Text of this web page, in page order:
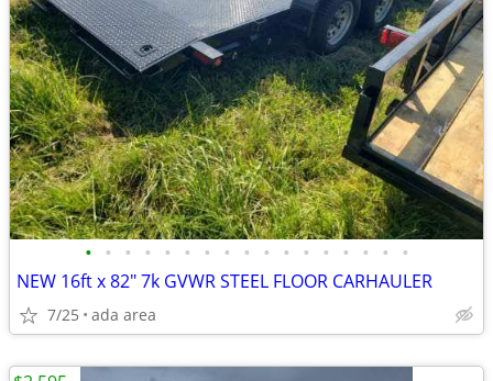
• • • • • • • • • • • • • • • • •
NEW 16ft x 82" 7k GVWR STEEL FLOOR CARHAULER
7/25 ada area